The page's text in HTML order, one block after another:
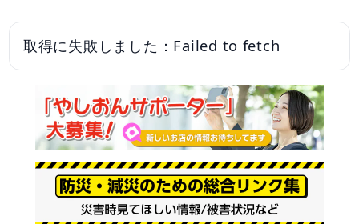
取得に失敗しました：Failed to fetch